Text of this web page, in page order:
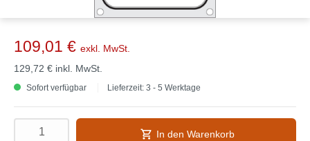
109,01 € exkl. MwSt.
129,72 € inkl. MwSt.
Sofort verfügbar Lieferzeit: 3 - 5 Werktage
In den Warenkorb